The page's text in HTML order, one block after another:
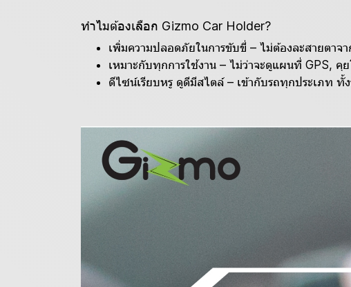
ทำไมต้องเลือก Gizmo Car Holder?
เพิ่มความปลอดภัยในการขับขี่ – ไม่ต้องละสายตาจ
เหมาะกับทุกการใช้งาน – ไม่ว่าจะดูแผนที่ GPS,
ดีไซน์เรียบหรู ดูดีมีสไตล์ – เข้ากับรถทุกประเภท ทั้